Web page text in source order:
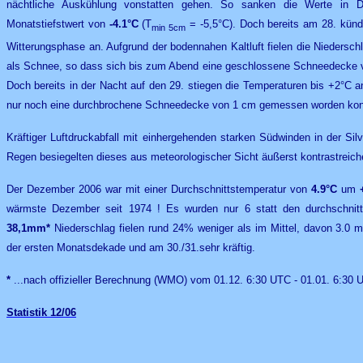
nächtliche Auskühlung vonstatten gehen. So sanken die Werte in
Monatstiefstwert von -4.1°C(Tmin 5cm = -5,5°C). Doch bereits am 28.
Witterungsphase an. Aufgrund der bodennahen Kaltluft fielen die
als Schnee, so dass sich bis zum Abend eine geschlossene Schneedecke
Doch bereits in der Nacht auf den 29. stiegen die Temperaturen bis +2°C
nur noch eine durchbrochene Schneedecke von 1 cm gemessen worden
Kräftiger Luftdruckabfall mit einhergehenden starken Südwinden in der
Regen besiegelten dieses aus meteorologischer Sicht äußerst
Der Dezember 2006 war mit einer Durchschnittstemperatur von 4.9°C um
wärmste Dezember seit 1974 ! Es wurden nur 6 statt den
38,1mm* Niederschlag fielen rund 24% weniger als im Mittel, davon 3.0
der ersten Monatsdekade und am 30./31.sehr kräftig.
* ...nach offizieller Berechnung (WMO) vom 01.12. 6:30 UTC - 01.01. 6:30
Statistik 12/06